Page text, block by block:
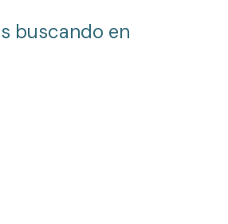
buscando en